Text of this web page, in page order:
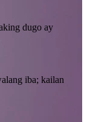
dugo ay
iba; kailan